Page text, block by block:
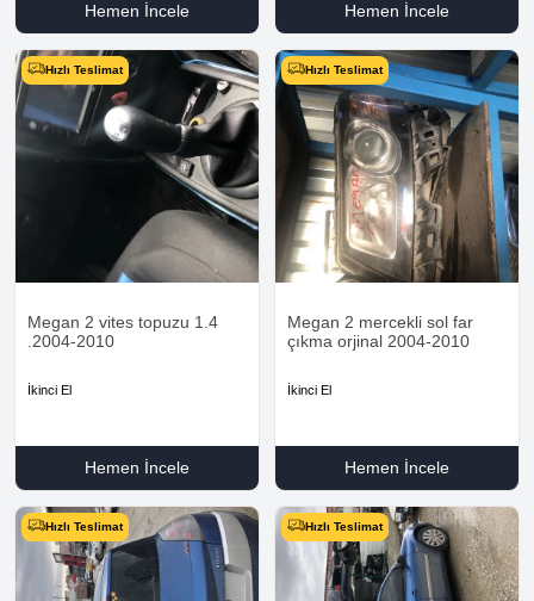
Hemen İncele Hemen İncele
Hızlı Teslimat
Megan 2 vites topuzu 1.4
.2004-2010
İkinci El
Hemen İncele
Hızlı Teslimat
Megan 2 mercekli sol far
çıkma orjinal 2004-2010
İkinci El
Hemen İncele
Hızlı Teslimat Hızlı Teslimat